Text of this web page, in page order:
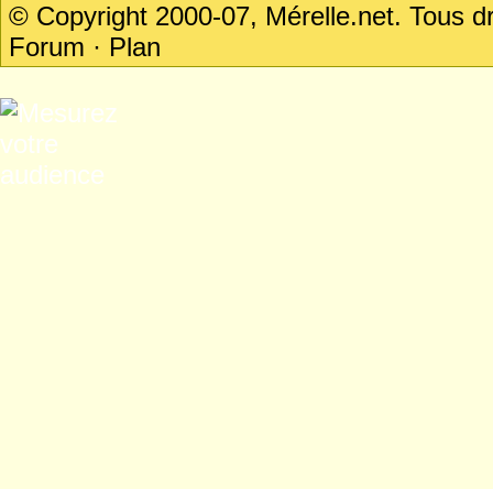
© Copyright 2000-07, Mérelle.net.
Forum · Plan